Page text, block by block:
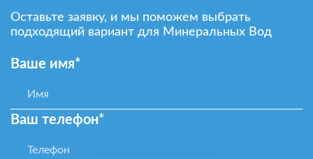
Оставьте заявку, и мы поможем выбрать
подходящий вариант для Минеральных Вод
Ваше имя*
Ваш телефон*